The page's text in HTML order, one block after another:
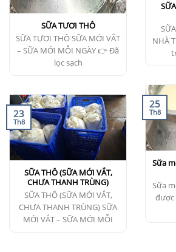
NHÀ
SỮA TƯƠI THÔ
SỮA TƯƠI THÔ SỮA MỚI VẮT
– SỮA MỚI MỖI NGÀY 👉 Đã
lọc sạch
Sữa
Sữa
được
25
Th8
SỮA THÔ (SỮA MỚI VẮT,
CHƯA THANH TRÙNG)
SỮA THÔ (SỮA MỚI VẮT,
CHƯA THANH TRÙNG) SỮA
MỚI VẮT – SỮA MỚI MỖI
23
Th8